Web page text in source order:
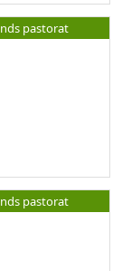
pastorat
pastorat